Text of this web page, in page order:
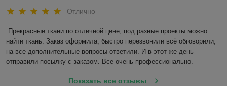
Отлично
Прекрасные ткани по отличной цене, под разные проекты можно
найти ткань. Заказ оформила, быстро перезвонили всё обговорили,
на все дополнительные вопросы ответили. И в этот же день
отправили посылку с заказом. Все очень профессионально.
Показать все отзывы